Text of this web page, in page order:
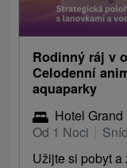
Rodinný ráj v
Celodenní
aquaparky
Hotel Grand
Od 1 Noci
Užijte si pobyt